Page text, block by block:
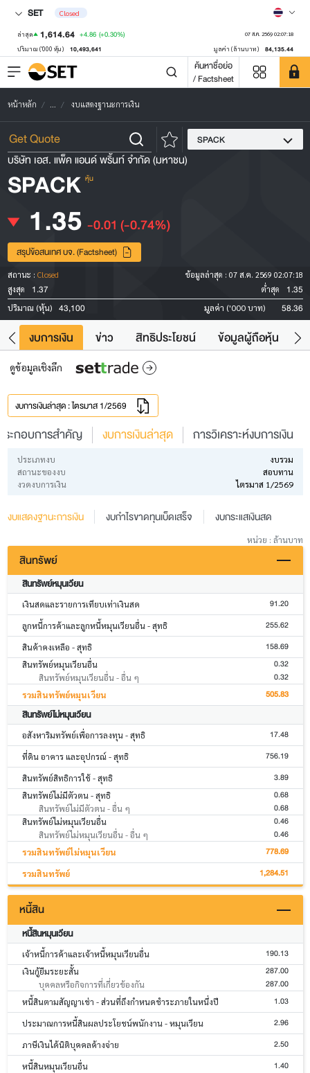
SET Closed
ล่าสุด 1,614.64 +4.86 (+0.30%) 07 ส.ค. 2569 02:07:18
ปริมาณ ('000 หุ้น) 10,493,641 มูลค่า (ล้านบาท) 84,135.44
ค้นหาชื่อย่อ
/ Factsheet
หน้าหลัก ... งบแสดงฐานะการเงิน
SPACK
บริษัท เอส. แพ็ค แอนด์ พริ้นท์ จำกัด (มหาชน)
SPACK หุ้น
1.35 -0.01 (-0.74%)
สรุปข้อสนเทศ บจ. (Factsheet)
สถานะ : Closed ข้อมูลล่าสุด : 07 ส.ค. 2569 02:07:18
สูงสุด
1.37 ต่ำสุด 1.35
ปริมาณ (หุ้น) 43,100 มูลค่า ('000 บาท) 58.36
งบการเงิน ข่าว สิทธิประโยชน์ ข้อมูลผู้ถือหุ้น
ดูข้อมูลเชิงลึก
งบการเงินล่าสุด : ไตรมาส 1/2569
ะกอบการสำคัญ งบการเงินล่าสุด การวิเคราะห์งบการเงิน
ประเภทงบ
งบรวม
สถานะของงบ
สอบทาน
งวดงบการเงิน
ไตรมาส 1/2569
งบแสดงฐานะการเงิน งบกำไรขาดทุนเบ็ดเสร็จ งบกระแสเงินสด
หน่วย : ล้านบาท
สินทรัพย์
สินทรัพย์หมุนเวียน
เงินสดและรายการเทียบเท่าเงินสด 91.20
ลูกหนี้การค้าและลูกหนี้หมุนเวียนอื่น - สุทธิ 255.62
สินค้าคงเหลือ - สุทธิ 158.69
สินทรัพย์หมุนเวียนอื่น 0.32
สินทรัพย์หมุนเวียนอื่น - อื่น ๆ 0.32
รวมสินทรัพย์หมุนเวียน 505.83
สินทรัพย์ไม่หมุนเวียน
อสังหาริมทรัพย์เพื่อการลงทุน - สุทธิ 17.48
ที่ดิน อาคาร และอุปกรณ์ - สุทธิ 756.19
สินทรัพย์สิทธิการใช้ - สุทธิ 3.89
สินทรัพย์ไม่มีตัวตน - สุทธิ 0.68
สินทรัพย์ไม่มีตัวตน - อื่น ๆ 0.68
สินทรัพย์ไม่หมุนเวียนอื่น 0.46
สินทรัพย์ไม่หมุนเวียนอื่น - อื่น ๆ 0.46
รวมสินทรัพย์ไม่หมุนเวียน 778.69
รวมสินทรัพย์ 1,284.51
หนี้สิน
หนี้สินหมุนเวียน
เจ้าหนี้การค้าและเจ้าหนี้หมุนเวียนอื่น 190.13
เงินกู้ยืมระยะสั้น 287.00
บุคคลหรือกิจการที่เกี่ยวข้องกัน 287.00
หนี้สินตามสัญญาเช่า - ส่วนที่ถึงกำหนดชำระภายในหนึ่งปี 1.03
ประมาณการหนี้สินผลประโยชน์พนักงาน - หมุนเวียน 2.96
ภาษีเงินได้นิติบุคคลค้างจ่าย 2.50
หนี้สินหมุนเวียนอื่น 1.40